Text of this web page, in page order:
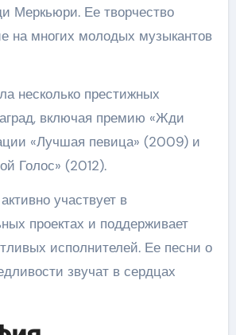
Меркьюри. Ее творчество
на многих молодых музыкантов
несколько престижных
включая премию «Жди
«Лучшая певица» (2009) и
Голос» (2012).
участвует в
проектах и поддерживает
исполнителей. Ее песни о
звучат в сердцах